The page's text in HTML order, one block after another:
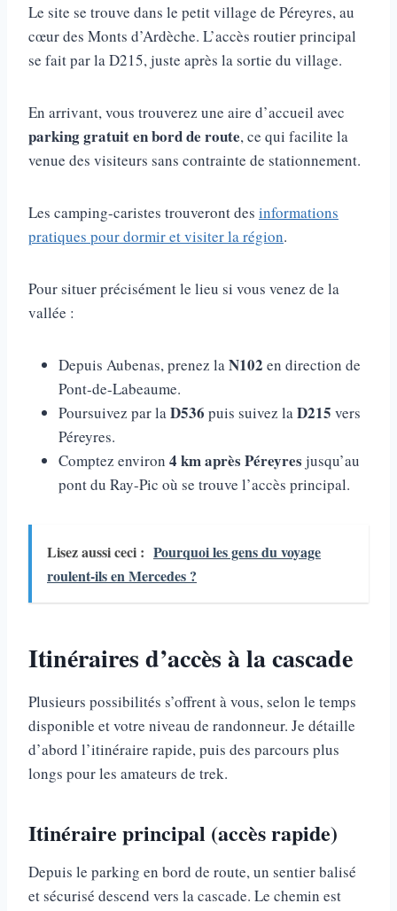
Le site se trouve dans le petit village de Péreyres, au
cœur des Monts d’Ardèche. L’accès routier principal
se fait par la D215, juste après la sortie du village.
En arrivant, vous trouverez une aire d’accueil avec
parking gratuit en bord de route, ce qui facilite la
venue des visiteurs sans contrainte de stationnement.
Les camping-caristes trouveront des informations
pratiques pour dormir et visiter la région.
Pour situer précisément le lieu si vous venez de la
vallée :
Depuis Aubenas, prenez la N102 en direction de
Pont-de-Labeaume.
Poursuivez par la D536 puis suivez la D215 vers
Péreyres.
Comptez environ 4 km après Péreyres jusqu’au
pont du Ray-Pic où se trouve l’accès principal.
Lisez aussi ceci : Pourquoi les gens du voyage
roulent-ils en Mercedes ?
Itinéraires d’accès à la cascade
Plusieurs possibilités s’offrent à vous, selon le temps
disponible et votre niveau de randonneur. Je détaille
d’abord l’itinéraire rapide, puis des parcours plus
longs pour les amateurs de trek.
Itinéraire principal (accès rapide)
Depuis le parking en bord de route, un sentier balisé
et sécurisé descend vers la cascade. Le chemin est